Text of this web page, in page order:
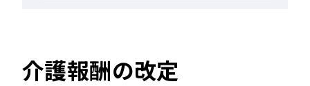
介護報酬の改定